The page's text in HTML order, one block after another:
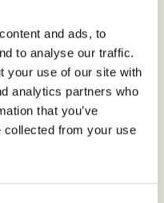
and ads, to
to analyse our traffic.
your use of our site with
analytics partners who
that you’ve
collected from your use
sul trattamento
centered:sul tema
è necessario partire
e individuare i punti critici